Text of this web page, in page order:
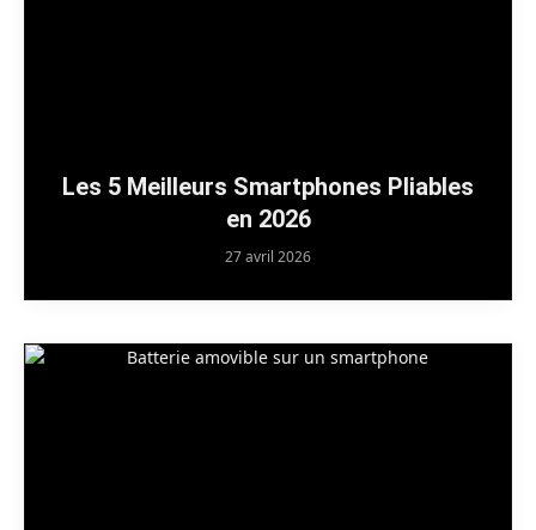
Les 5 Meilleurs Smartphones Pliables
en 2026
27 avril 2026